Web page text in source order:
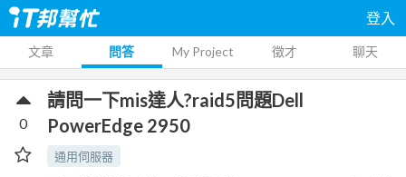
登入
文章 問答 My Project 徵才 聊天
請問一下mis達人?raid5問題Dell
PowerEdge 2950
通用伺服器
0